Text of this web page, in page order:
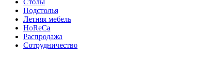
Столы
Подстолья
Летняя мебель
HoReCa
Распродажа
Сотрудничество